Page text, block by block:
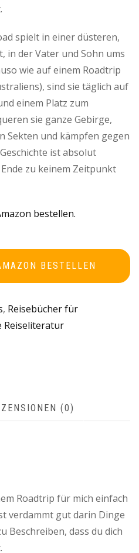
spielt in einer düsteren,
in der Vater und Sohn ums
wie auf einem Roadtrip
sind sie täglich auf
einem Platz zum
sie ganze Gebirge,
Sekten und kämpfen gegen
ist absolut
zu keinem Zeitpunkt
bestellen.
BESTELLEN
, Reisebücher für
Reiseliteratur
(0)
Roadtrip für mich einfach
verdammt gut darin Dinge
Beschreiben, dass du dich